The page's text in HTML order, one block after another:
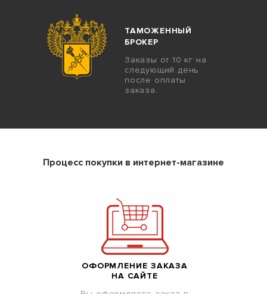
ТАМОЖЕННЫЙ
БРОКЕР
Заказы от 10 кг на
следующий день
после оплаты
заказа.
Процесс покупки в интернет-магазине
ОФОРМЛЕНИЕ ЗАКАЗА
НА САЙТЕ